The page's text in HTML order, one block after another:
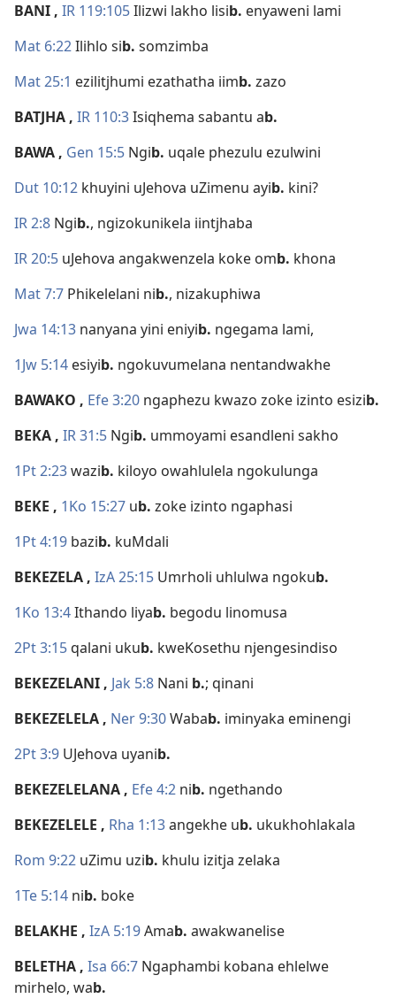
BANI, IR 119:105Ilizwi lakho lisib. enyaweni lami
Mat 6:22Ilihlo sib. somzimba
Mat 25:1 ezilitjhumi ezathatha iimb. zazo
BATJHA, IR 110:3Isiqhema sabantu ab.
BAWA, Gen 15:5 Ngib. uqale phezulu ezulwini
Dut 10:12 khuyini uJehova uZimenu ayib. kini?
IR 2:8 Ngib., ngizokunikela iintjhaba
IR 20:5 uJehova angakwenzela koke omb. khona
Mat 7:7 Phikelelani nib., nizakuphiwa
Jwa 14:13 nanyana yini eniyib. ngegama lami,
1Jw 5:14 esiyib. ngokuvumelana nentandwakhe
BAWAKO , Efe 3:20 ngaphezu kwazo zoke izinto esizib.
BEKA, IR 31:5 Ngib. ummoyami esandleni sakho
1Pt 2:23wazib. kiloyo owahlulela ngokulunga
BEKE , 1Ko 15:27 ub. zoke izinto ngaphasi
1Pt 4:19 bazib. kuMdali
BEKEZELA, IzA 25:15 Umrholi uhlulwa ngokub.
1Ko 13:4Ithando liyab. begodu linomusa
2Pt 3:15qalani ukub. kweKosethu njengesindiso
BEKEZELANI, Jak 5:8 Nani b.; qinani
BEKEZELELA, Ner 9:30Wabab. iminyaka eminengi
2Pt 3:9 UJehova uyanib.
BEKEZELELANA, Efe 4:2 nib. ngethando
BEKEZELELE , Rha 1:13angekhe ub. ukukhohlakala
Rom 9:22 uZimu uzib. khulu izitja zelaka
1Te 5:14 nib. boke
BELAKHE , IzA 5:19Amab. awakwanelise
BELETHA, Isa 66:7 Ngaphambi kobana ehlelwe
mirhelo, wab.